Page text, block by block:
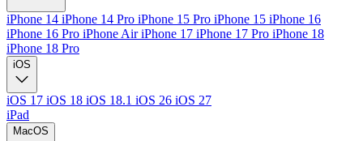
iPhone 14 iPhone 14 Pro iPhone 15 Pro iPhone 15 iPhone 16
iPhone 16 Pro iPhone AiriPhone 17 iPhone 17 Pro iPhone 18
iPhone 18 Pro
iOS
iOS 17 iOS 18 iOS 18.1 iOS 26 iOS 27
iPad
MacOS